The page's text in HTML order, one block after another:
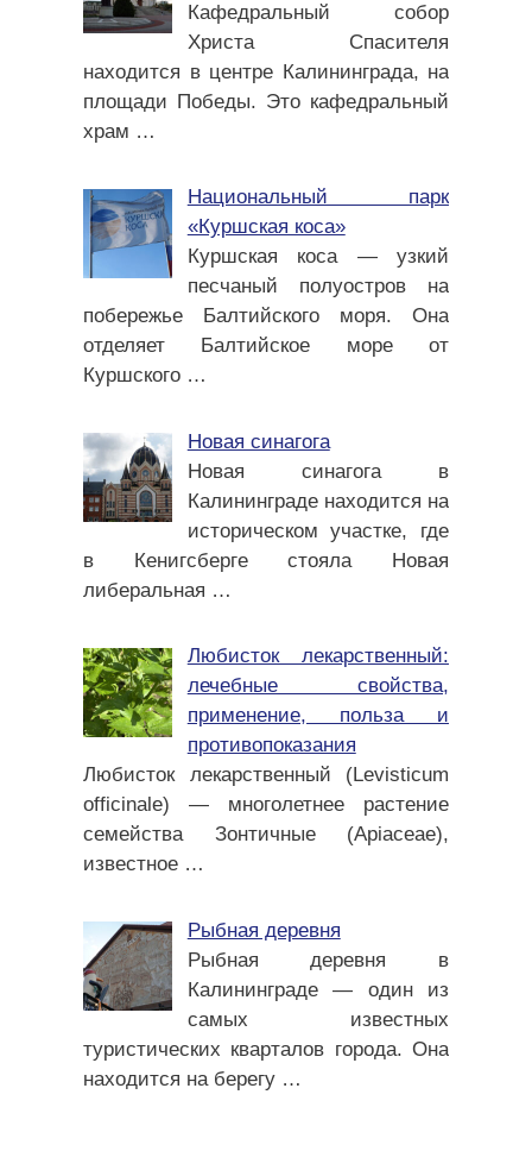
Кафедральный собор
Христа Спасителя
находится в центре Калининграда, на
площади Победы. Это кафедральный
храм …
Национальный парк
«Куршская коса»
Куршская коса — узкий
песчаный полуостров на
побережье Балтийского моря. Она
отделяет Балтийское море от
Куршского …
Новая синагога
Новая синагога в
Калининграде находится на
историческом участке, где
в Кенигсберге стояла Новая
либеральная …
Любисток лекарственный:
лечебные свойства,
применение, польза и
противопоказания
Любисток лекарственный (Levisticum
officinale) — многолетнее растение
семейства Зонтичные (Apiaceae),
известное …
Рыбная деревня
Рыбная деревня в
Калининграде — один из
самых известных
туристических кварталов города. Она
находится на берегу …